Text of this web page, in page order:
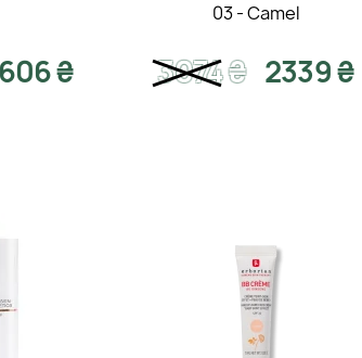
₴
03 - Camel
3074₴ 2339 ₴